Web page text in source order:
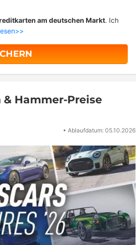
am deutschen Markt. Ich
Hammer-Preise
• Ablaufdatum: 05.10.2026